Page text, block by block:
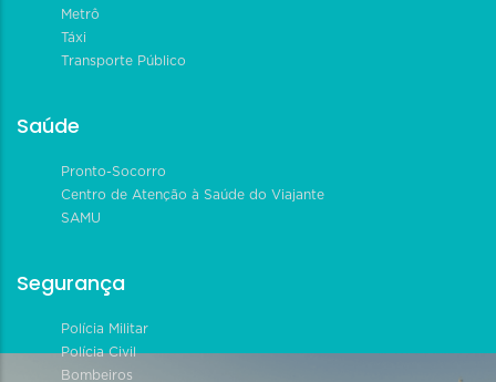
Metrô
Táxi
Transporte Público
Saúde
Pronto-Socorro
Centro de Atenção à Saúde do Viajante
SAMU
Segurança
Polícia Militar
Polícia Civil
Bombeiros